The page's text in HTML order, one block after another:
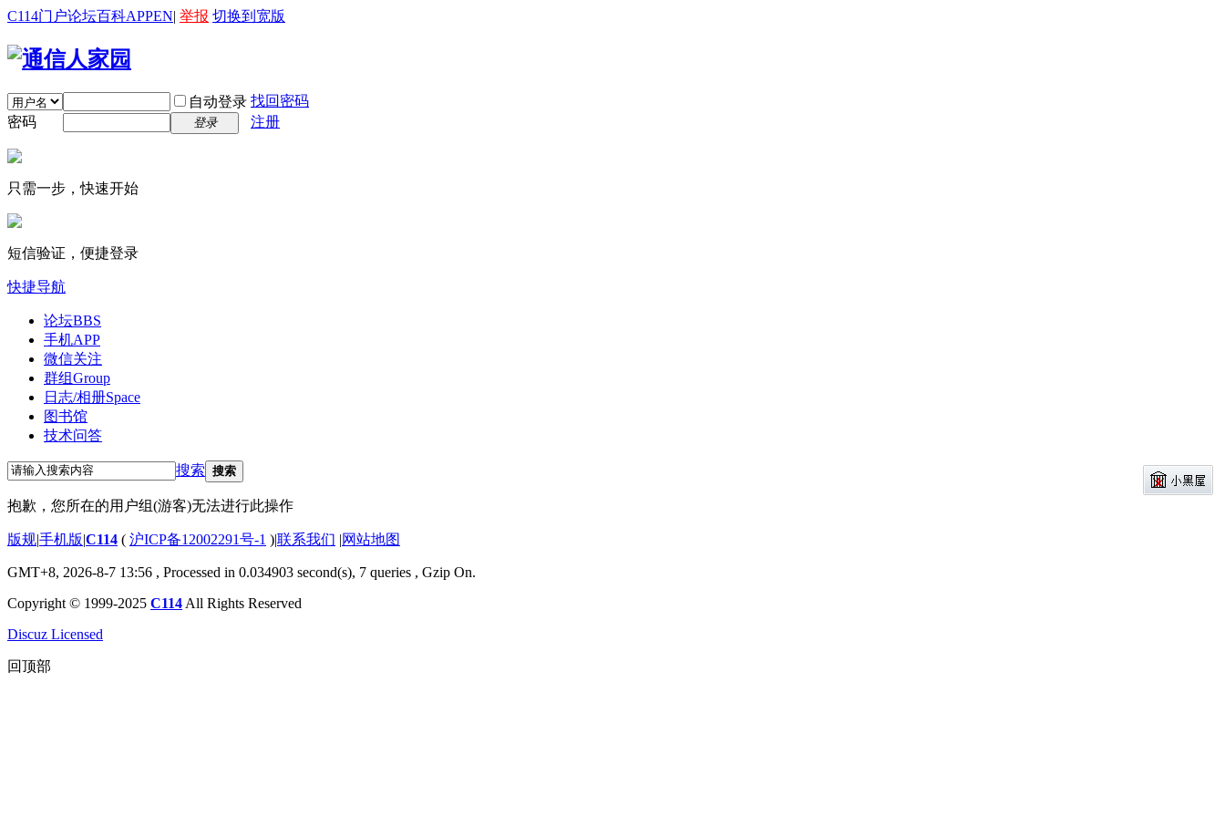
C114门户论坛百科APPEN| 举报 切换到宽版
自动登录 找回密码
密码
登录 注册
只需一步，快速开始
短信验证，便捷登录
快捷导航
论坛BBS
手机APP
微信关注
群组Group
日志/相册Space
图书馆
技术问答
搜索 搜索
抱歉，您所在的用户组(游客)无法进行此操作
版规|手机版|C114 ( 沪ICP备12002291号-1 )|联系我们 |网站地图
GMT+8, 2026-8-7 13:56 , Processed in 0.034903 second(s), 7 queries , Gzip On.
Copyright © 1999-2025 C114 All Rights Reserved
Discuz Licensed
回顶部